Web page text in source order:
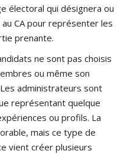
électoral qui désignera ou
CA pour représenter les
prenante.
ne sont pas choisis
ou même son
administrateurs sont
représentant quelque
ou profils. La
mais ce type de
vient créer plusieurs